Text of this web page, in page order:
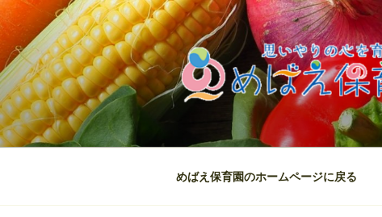
コ
ン
テ
ン
ツ
へ
ス
キ
めばえ保育園のホームページに戻る